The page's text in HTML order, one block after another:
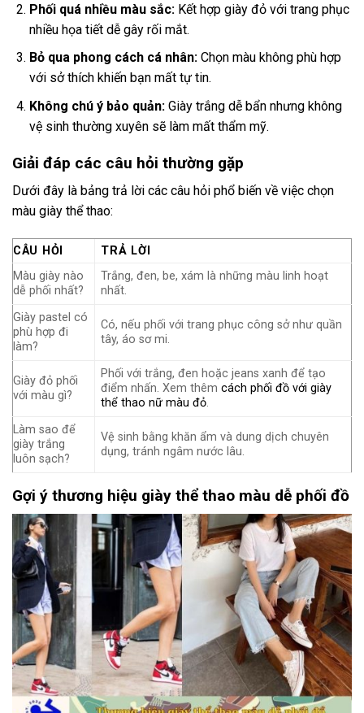
Phối quá nhiều màu sắc:Kết hợp giày đỏ với trang phục
nhiều họa tiết dễ gây rối mắt.
Bỏ qua phong cách cá nhân:Chọn màu không phù hợp
với sở thích khiến bạn mất tự tin.
Không chú ý bảo quản:Giày trắng dễ bẩn nhưng không
vệ sinh thường xuyên sẽ làm mất thẩm mỹ.
Giải đáp các câu hỏi thường gặp
Dưới đây là bảng trả lời các câu hỏi phổ biến về việc chọn
màu giày thể thao:
CÂU HỎI
TRẢ LỜI
Màu giày nào
dễ phối nhất?
Trắng, đen, be, xám là những màu linh hoạt
nhất.
Giày pastel có
phù hợp đi
làm?
Có, nếu phối với trang phục công sở như quần
tây, áo sơ mi.
Giày đỏ phối
với màu gì?
Phối với trắng, đen hoặc jeans xanh để tạo
điểm nhấn. Xem thêmcách phối đồ với giày
thể thao nữ màu đỏ.
Làm sao để
giày trắng
luôn sạch?
Vệ sinh bằng khăn ẩm và dung dịch chuyên
dụng, tránh ngâm nước lâu.
Gợi ý thương hiệu giày thể thao màu dễ phối đồ